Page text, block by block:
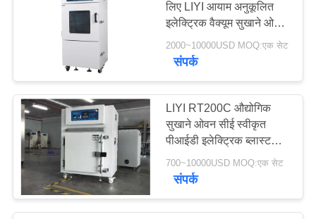
साइटमैप
PRIVACY
POLICY
लिए LIYI आयाम अनुकूलित
इलेक्ट्रिक वैक्यूम सुखाने ओवन
चैंबर
2000~10000USD MOQ:एक सेट
संपर्क
LIYI RT200C औद्योगिक
सुखाने ओवन सीई स्वीकृत
पीआईडी ​​​​इलेक्ट्रिक ब्लास्ट
सुखाने ओवन
700~10000USD MOQ:एक सेट
संपर्क